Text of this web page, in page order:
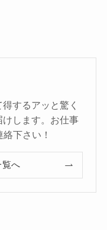
するアッと驚く
します。お仕事
下さい！
覧へ